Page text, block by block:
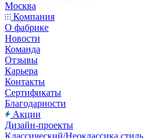
Москва
Компания
О фабрике
Новости
Команда
Отзывы
Карьера
Контакты
Сертификаты
Благодарности
Акции
Дизайн-проекты
Классический/Неоклассика стиль